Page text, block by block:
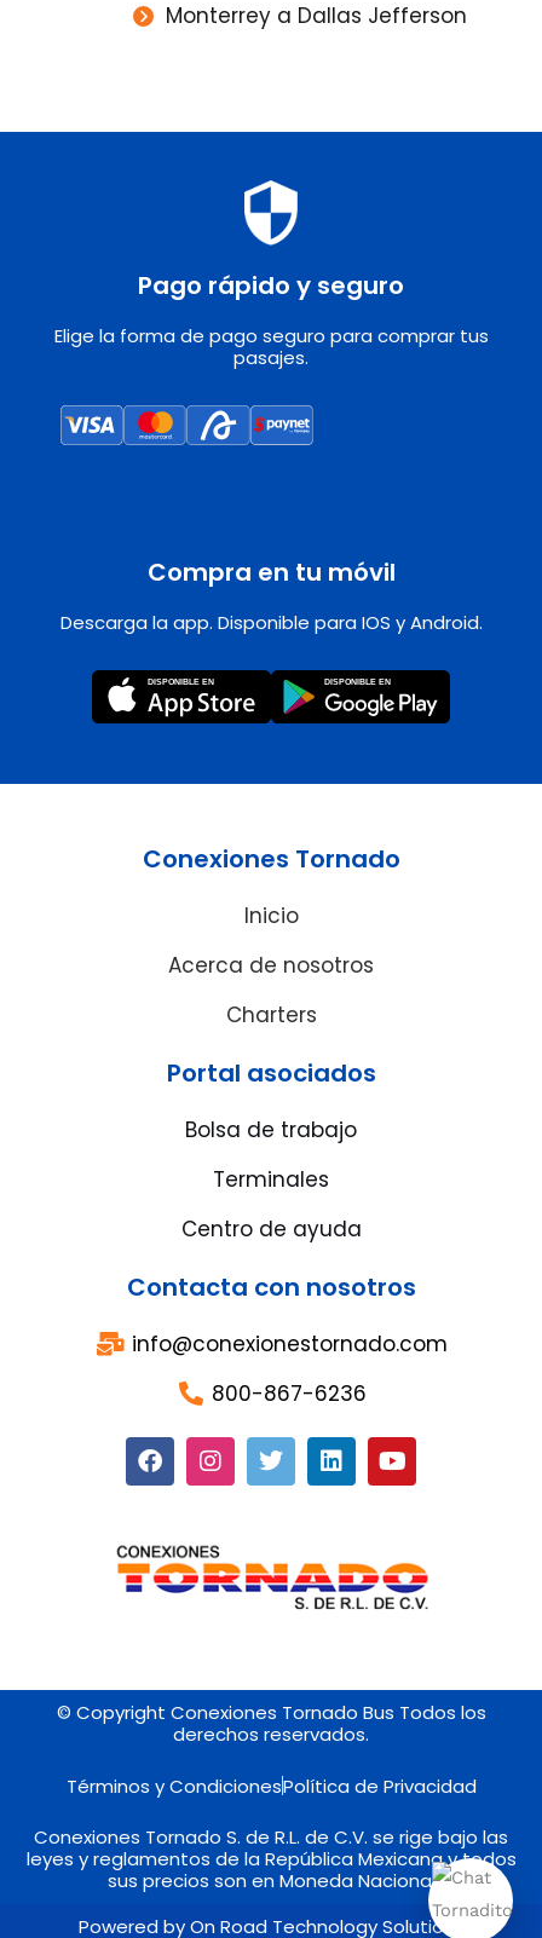
Monterrey a Dallas Jefferson
Pago rápido y seguro
Elige la forma de pago seguro para comprar tus
pasajes.
Compra en tu móvil
Descarga la app. Disponible para IOS y Android.
Conexiones Tornado
Inicio
Acerca de nosotros
Charters
Portal asociados
Bolsa de trabajo
Terminales
Centro de ayuda
Contacta con nosotros
info@conexionestornado.com
800-867-6236
F
a
b
o
o
I
n
a
g
r
T
w
e
r
L
i
d
i
n
Y
o
b
e
© Copyright Conexiones Tornado Bus Todos los
derechos reservados.
Términos y CondicionesPolítica de Privacidad
Conexiones Tornado S. de R.L. de C.V. se rige bajo las
leyes y reglamentos de la República Mexicana y todos
sus precios son en Moneda Nacional
Powered by On Road Technology Solutions